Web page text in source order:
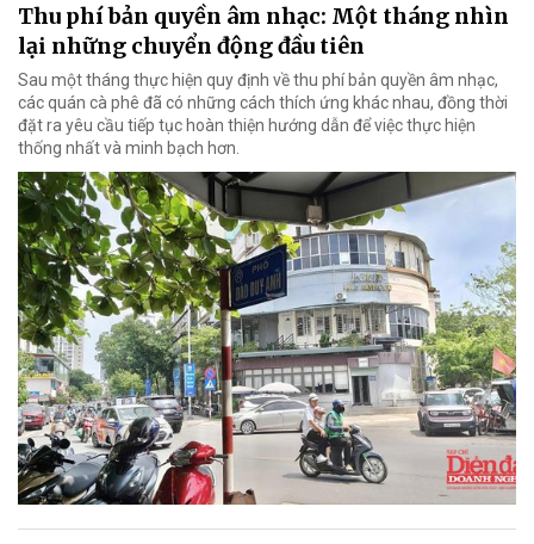
Thu phí bản quyền âm nhạc: Một tháng nhìn
lại những chuyển động đầu tiên
Sau một tháng thực hiện quy định về thu phí bản quyền âm nhạc,
các quán cà phê đã có những cách thích ứng khác nhau, đồng thời
đặt ra yêu cầu tiếp tục hoàn thiện hướng dẫn để việc thực hiện
thống nhất và minh bạch hơn.